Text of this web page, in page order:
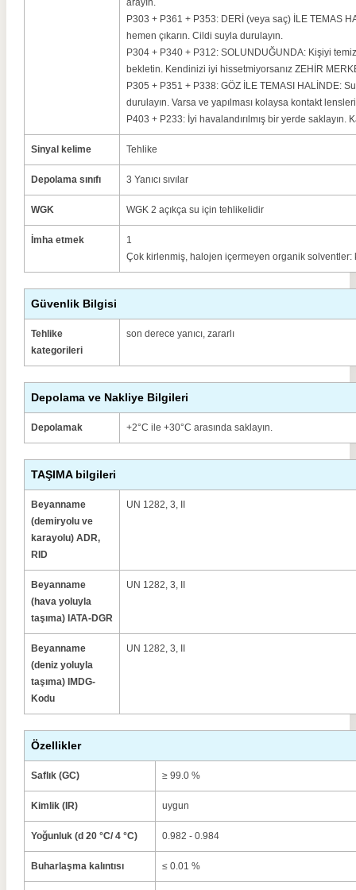
arayın.
P303 + P361 + P353: DERİ (veya saç) İLE TEMAS
hemen çıkarın. Cildi suyla durulayın.
P304 + P340 + P312: SOLUNDUĞUNDA: Kişiyi
bekletin. Kendinizi iyi hissetmiyorsanız ZEHİR
P305 + P351 + P338: GÖZ İLE TEMASI HALİNDE:
durulayın. Varsa ve yapılması kolaysa kontakt
P403 + P233: İyi havalandırılmış bir yerde saklayın.
Sinyal kelime Tehlike
Depolama sınıfı 3 Yanıcı sıvılar
WGK WGK 2 açıkça su için tehlikelidir
İmha etmek
1
Çok kirlenmiş, halojen içermeyen organik solventler:
Güvenlik Bilgisi
Tehlike
kategorileri
son derece yanıcı, zararlı
Depolama ve Nakliye Bilgileri
Depolamak +2°C ile +30°C arasında saklayın.
TAŞIMA bilgileri
Beyanname
(demiryolu ve
karayolu) ADR,
RID
UN 1282, 3, II
Beyanname
(hava yoluyla
taşıma) IATA-DGR
UN 1282, 3, II
Beyanname
(deniz yoluyla
taşıma) IMDG-
Kodu
UN 1282, 3, II
Özellikler
Saflık (GC) ≥ 99.0 %
Kimlik (IR) uygun
Yoğunluk (d 20 °C/ 4 °C) 0.982 - 0.984
Buharlaşma kalıntısı ≤ 0.01 %